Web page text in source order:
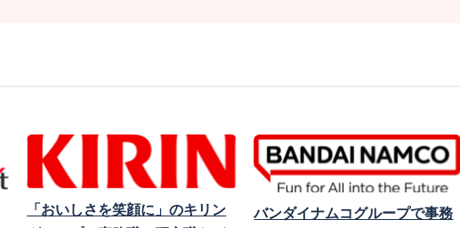
「おいしさを笑顔に」のキリン
バンダイナムコグループで事務